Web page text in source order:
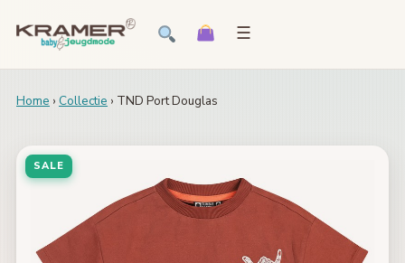
☰
Home › Collectie › TND Port Douglas
SALE